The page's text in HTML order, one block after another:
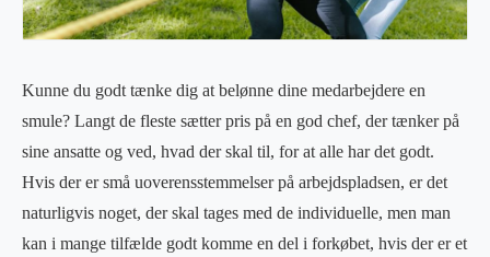
Kunne du godt tænke dig at belønne dine medarbejdere en
smule? Langt de fleste sætter pris på en god chef, der tænker på
sine ansatte og ved, hvad der skal til, for at alle har det godt.
Hvis der er små uoverensstemmelser på arbejdspladsen, er det
naturligvis noget, der skal tages med de individuelle, men man
kan i mange tilfælde godt komme en del i forkøbet, hvis der er et